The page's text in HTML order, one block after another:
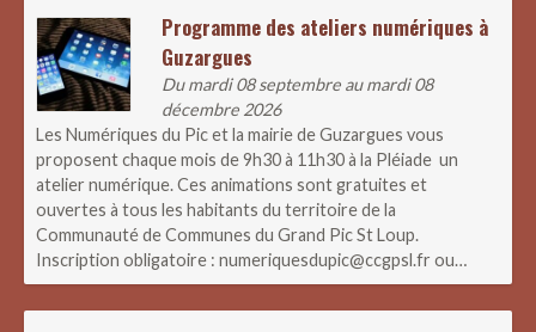
Programme des ateliers numériques à
Guzargues
Du mardi 08 septembre au mardi 08
décembre 2026
Les Numériques du Pic et la mairie de Guzargues vous
proposent chaque mois de 9h30 à 11h30 à la Pléiade un
atelier numérique. Ces animations sont gratuites et
ouvertes à tous les habitants du territoire de la
Communauté de Communes du Grand Pic St Loup.
Inscription obligatoire : numeriquesdupic@ccgpsl.fr ou…